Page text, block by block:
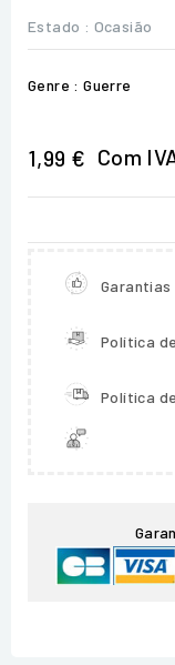
Estado : Ocasião
Genre : Guerre
1,99 € Com
Garantias
Política
Política